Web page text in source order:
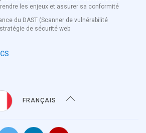
les enjeux et assurer sa conformité
du DAST (Scanner de vulnérabilité
de sécurité web
FRANÇAIS